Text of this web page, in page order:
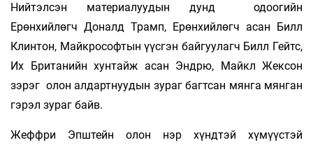
Нийтэлсэн материалуудын дунд одоогийн
Ерөнхийлөгч Доналд Трамп, Ерөнхийлөгч асан Билл
Клинтон, Майкрософтын үүсгэн байгуулагч Билл Гейтс,
Их Британийн хунтайж асан Эндрю, Майкл Жексон
зэрэг олон алдартнуудын зураг багтсан мянга мянган
гэрэл зураг байв.
Жеффри Эпштейн олон нэр хүндтэй хүмүүстэй